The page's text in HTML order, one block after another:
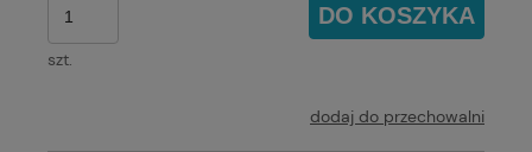
szt.
DO KOSZYKA
dodaj do przechowalni